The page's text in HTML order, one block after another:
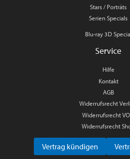
Stars / Porträts
Serien Specials
Blu-ray 3D
Service
Hilfe
Kontakt
AGB
Widerrufsrecht
Widerrufsrecht
Widerrufsrecht
Vertrag kündigen